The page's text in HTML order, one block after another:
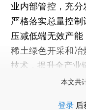
业内部管控，充分
严格落实总量控制
压减低端无效产
稀土绿色开采和
技术，提升全产业
本文共
登录 后